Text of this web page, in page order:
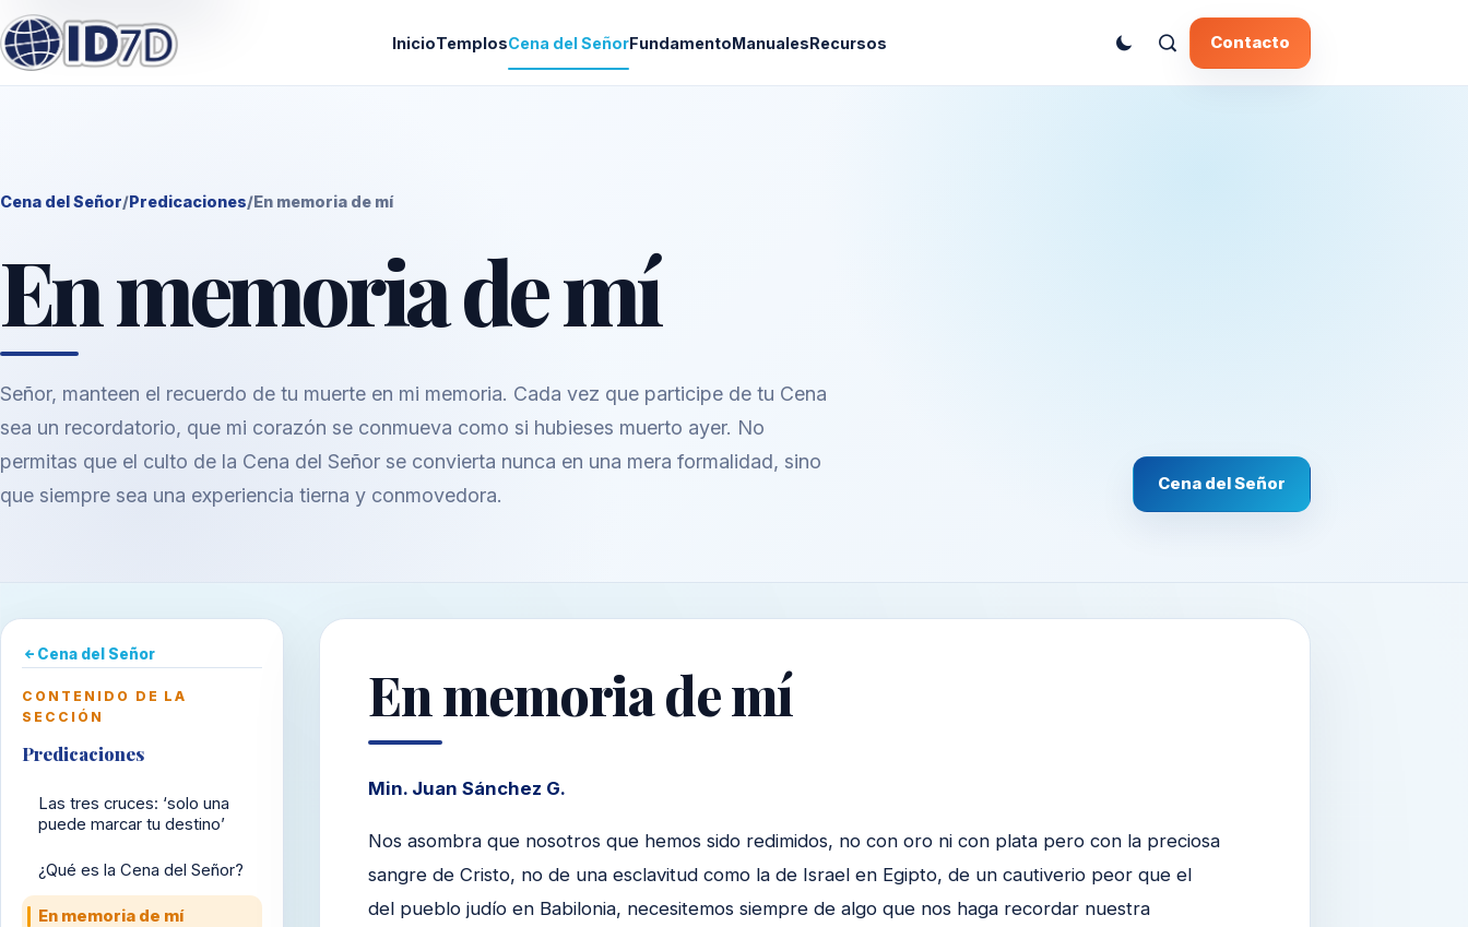
InicioTemplosCena del SeñorFundamentoManualesRecursos Contacto
Cena del Señor/Predicaciones/En memoria de mí
En memoria de mí
Señor, manteen el recuerdo de tu muerte en mi memoria. Cada vez que participe de tu Cena
sea un recordatorio, que mi corazón se conmueva como si hubieses muerto ayer. No
permitas que el culto de la Cena del Señor se convierta nunca en una mera formalidad, sino
que siempre sea una experiencia tierna y conmovedora.
Cena del Señor
Cena del Señor
CONTENIDO DE LA
SECCIÓN
Predicaciones
Las tres cruces: ‘solo una
puede marcar tu destino’
¿Qué es la Cena del Señor?
En memoria de mí
En memoria de mí
Min. Juan Sánchez G.
Nos asombra que nosotros que hemos sido redimidos, no con oro ni con plata pero con la preciosa
sangre de Cristo, no de una esclavitud como la de Israel en Egipto, de un cautiverio peor que el
del pueblo judío en Babilonia, necesitemos siempre de algo que nos haga recordar nuestra